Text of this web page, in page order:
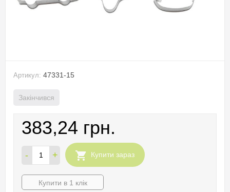
Артикул: 47331-15
Закінчився
383,24 грн.
- + Купити зараз
Купити в 1 клік